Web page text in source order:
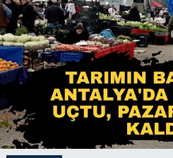
Kültür & Sanat
Magazin
Resmi İlan
Sağlık & Yaşam
Siyaset